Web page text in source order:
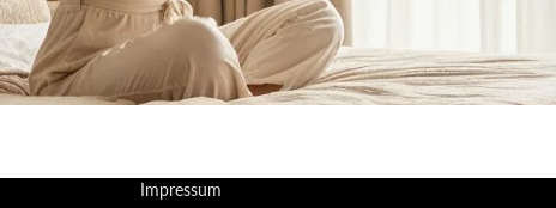
Impressum